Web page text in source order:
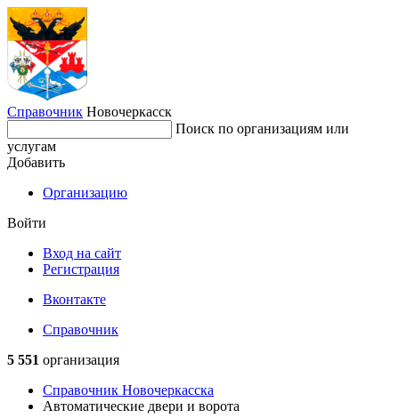
Справочник Новочеркасск
Поиск по организациям или
услугам
Добавить
Организацию
Войти
Вход на сайт
Регистрация
Вконтакте
Справочник
5 551 организация
Справочник Новочеркасска
Автоматические двери и ворота